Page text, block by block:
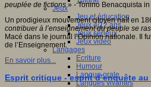
Jeux
Jeu et éducation
Jeux 4/12 ans
Jeux sérieux
Jeux vidéo
Langages
Ecriture
Humour
Langue orale
Langues vivantes
peuplée de fictions» - Tonino Benacquista
Un prodigieux mouvement citoyen naît en
contribuer à l’enseignement du peuple se
Macé dans le journal l’Opinion nationale. Il
de l’Enseignement.
En savoir plus...
Esprit critique - esprit d’enquête